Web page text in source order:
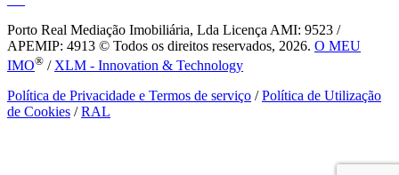
Porto Real Mediação Imobiliária, Lda Licença AMI: 9523 /
APEMIP: 4913 © Todos os direitos reservados, 2026. O MEU
IMO® / XLM - Innovation & Technology
Política de Privacidade e Termos de serviço /Política de Utilização
de Cookies /RAL